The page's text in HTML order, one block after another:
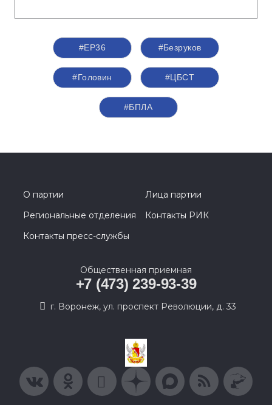
#ЕР36 #Безруков
#Головин #ЦБСТ
#БПЛА
О партии
Лица партии
Региональные отделения
Контакты РИК
Контакты пресс-службы
Общественная приемная
+7 (473) 239-93-39
г. Воронеж, ул. проспект Революции, д. 33